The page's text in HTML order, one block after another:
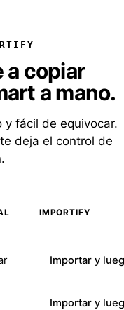
copiar
a mano.
y fácil de equivocar.
deja el control de
IMPORTIFY
Importar y
Importar y